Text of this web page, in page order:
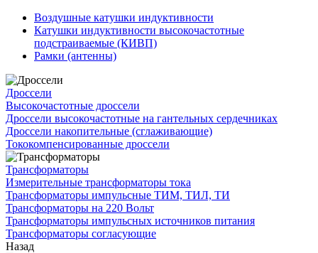
Воздушные катушки индуктивности
Катушки индуктивности высокочастотные
подстраиваемые (КИВП)
Рамки (антенны)
Дроссели
Высокочастотные дроссели
Дроссели высокочастотные на гантельных сердечниках
Дроссели накопительные (сглаживающие)
Тококомпенсированные дроссели
Трансформаторы
Измерительные трансформаторы тока
Трансформаторы импульсные ТИМ, ТИЛ, ТИ
Трансформаторы на 220 Вольт
Трансформаторы импульсных источников питания
Трансформаторы согласующие
Назад